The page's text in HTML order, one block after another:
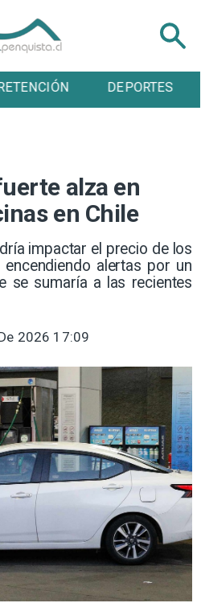
CULTURA
alza en
en Chile
impactar el precio de los
alertas por un
se sumaría a las recientes
2026 17:09